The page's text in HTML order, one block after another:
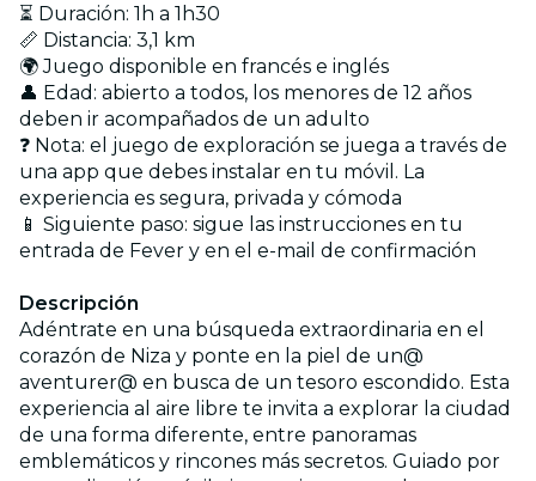
⏳ Duración: 1h a 1h30
📏 Distancia: 3,1 km
🌍 Juego disponible en francés e inglés
👤 Edad: abierto a todos, los menores de 12 años
deben ir acompañados de un adulto
❓ Nota: el juego de exploración se juega a través de
una app que debes instalar en tu móvil. La
experiencia es segura, privada y cómoda
📱 Siguiente paso: sigue las instrucciones en tu
entrada de Fever y en el e-mail de confirmación
Descripción
Adéntrate en una búsqueda extraordinaria en el
corazón de Niza y ponte en la piel de un@
aventurer@ en busca de un tesoro escondido. Esta
experiencia al aire libre te invita a explorar la ciudad
de una forma diferente, entre panoramas
emblemáticos y rincones más secretos. Guiado por